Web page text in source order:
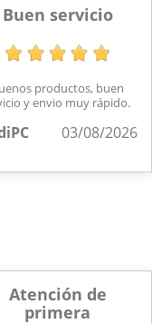
Buen servicio
productos, buen
y envio muy rápido.
03/08/2026
Atención de
primera